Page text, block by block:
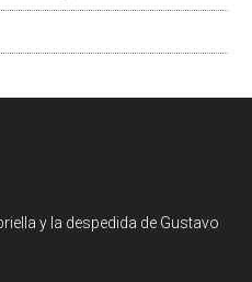
y la despedida de Gustavo